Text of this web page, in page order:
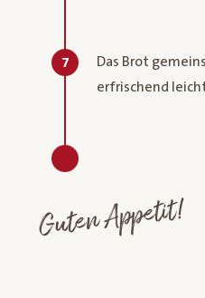
7
Das Brot
erfrischend
Guten Appetit!